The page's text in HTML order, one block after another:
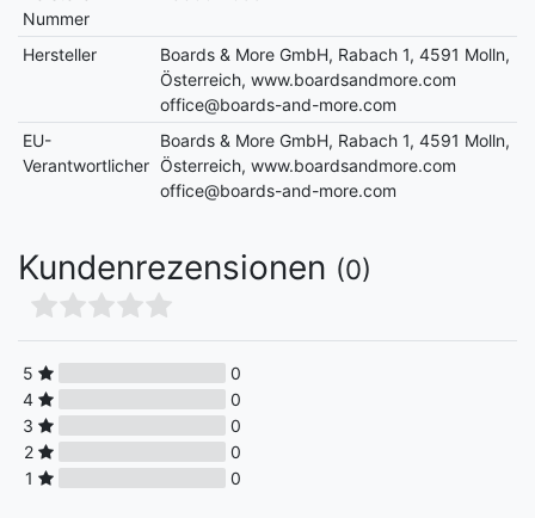
Nummer
Hersteller
Boards & More GmbH, Rabach 1, 4591 Molln,
Österreich, www.boardsandmore.com
office@boards-and-more.com
EU-
Verantwortlicher
Boards & More GmbH, Rabach 1, 4591 Molln,
Österreich, www.boardsandmore.com
office@boards-and-more.com
Kundenrezensionen (0)
5
0
4
0
3
0
2
0
1
0